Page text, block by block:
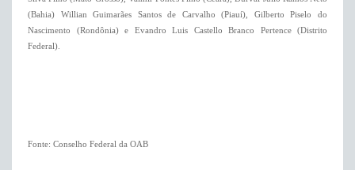
(Bahia) Willian Guimarães Santos de Carvalho (Piauí), Gilberto Piselo do
Nascimento (Rondônia) e Evandro Luis Castello Branco Pertence (Distrito
Federal).
Fonte: Conselho Federal da OAB